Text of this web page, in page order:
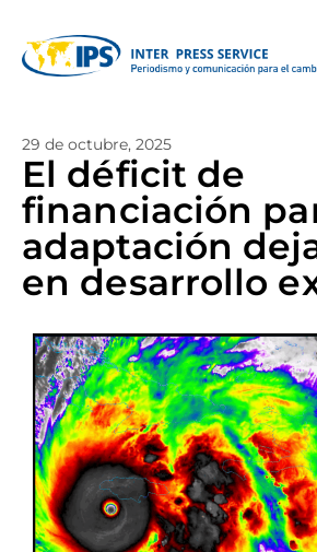
29 de octubre, 2025
El déficit de
financiación
adaptación
en desarrollo